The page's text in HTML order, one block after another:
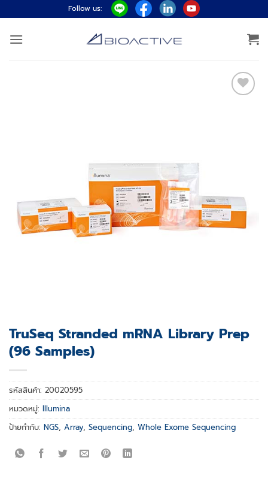
ไป
ยัง
Follow us:
TruSeq Stranded mRNA Library Prep
(96 Samples)
รหัสสินค้า: 20020595
หมวดหมู่: Illumina
ป้ายกำกับ: NGS, Array, Sequencing, Whole Exome Sequencing